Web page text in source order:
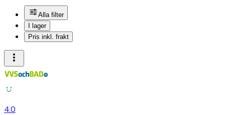
Alla filter
I lager
Pris inkl. frakt
4.0